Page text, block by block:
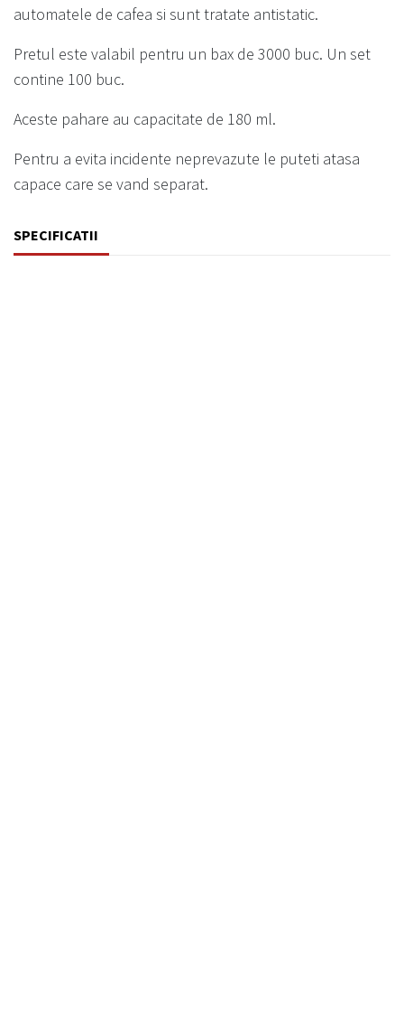
automatele de cafea si sunt tratate antistatic.
Pretul este valabil pentru un bax de 3000 buc. Un set
contine 100 buc.
Aceste pahare au capacitate de 180 ml.
Pentru a evita incidente neprevazute le puteti atasa
capace care se vand separat.
SPECIFICATII